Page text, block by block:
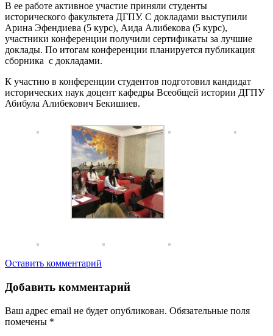
В ее работе активное участие приняли студенты
исторического факультета ДГПУ. С докладами выступили
Арина Эфендиева (5 курс), Аида Алибекова (5 курс),
участники конференции получили сертификаты за лучшие
доклады. По итогам конференции планируется публикация
сборника с докладами.
К участию в конференции студентов подготовил кандидат
исторических наук доцент кафедры Всеобщей истории ДГПУ
Абибула Алибекович Бекишиев.
Оставить комментарий
Добавить комментарий
Ваш адрес email не будет опубликован. Обязательные поля
помечены *